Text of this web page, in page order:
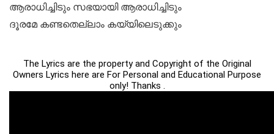
ആരാധിച്ചിടും സഭയായി ആരാധിച്ചിടും
ദൂരമേ കണ്ടതെല്ലാം കയ്യിലെടുക്കും
The Lyrics are the property and Copyright of the Original
Owners Lyrics here are For Personal and Educational Purpose
only! Thanks .